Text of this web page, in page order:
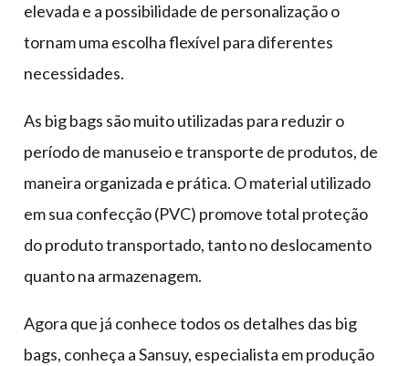
elevada e a possibilidade de personalização o
tornam uma escolha flexível para diferentes
necessidades.
As big bags são muito utilizadas para reduzir o
período de manuseio e transporte de produtos, de
maneira organizada e prática. O material utilizado
em sua confecção (PVC) promove total proteção
do produto transportado, tanto no deslocamento
quanto na armazenagem.
Agora que já conhece todos os detalhes das big
bags, conheça a Sansuy, especialista em produção